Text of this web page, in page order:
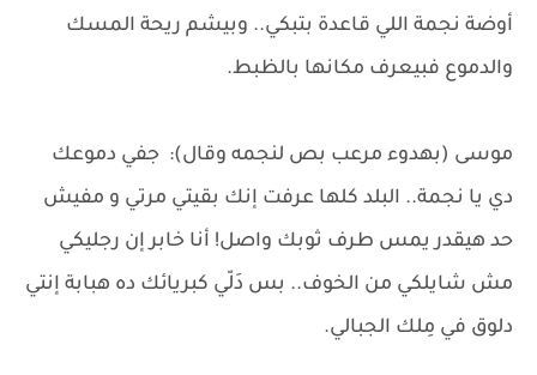
أوضة نجمة اللي قاعدة بتبكي.. وبيشم ريحة المسك
والدموع فبيعرف مكانها بالظبط.
موسى (بهدوء مرعب بص لنجمه وقال): جفي دموعك
دي يا نجمة.. البلد كلها عرفت إنك بقيتي مرتي و مفيش
حد هيقدر يمس طرف ثوبك واصل! أنا خابر إن رجليكي
مش شايلكي من الخوف.. بس دَلّي كبريائك ده هبابة إنتي
دلوق في مِلك الجبالي.